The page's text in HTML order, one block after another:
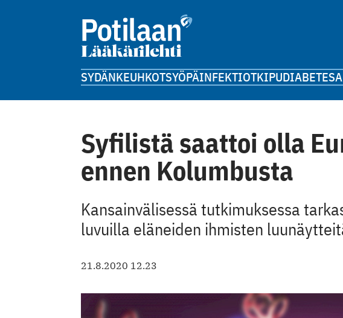
SYDÄNKEUHKOTSYÖPÄINFEKTIOTKIPUDIABETES
Syfilistä saattoi olla
ennen Kolumbusta
Kansainvälisessä tutkimuksessa
luvuilla eläneiden ihmisten
21.8.2020 12.23